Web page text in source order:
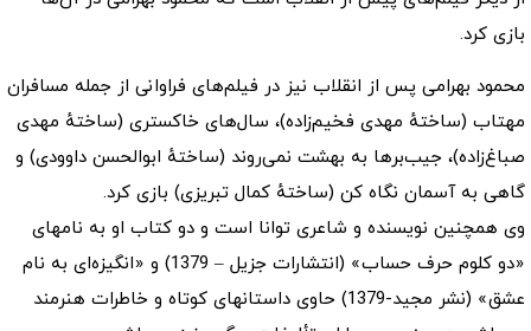
بازی کرد.
محمود بهرامی پس از انقلاب نیز در فیلم‌های فراوانی از جمله مسافران
مهتاب (ساختهٔ مهدی فخیم‌زاده)، سال‌های خاکستری (ساختهٔ مهدی
صباغ‌زاده)، جیب‌برها به بهشت نمی‌روند (ساختهٔ ابوالحسن داوودی) و
گاهی به آسمان نگاه کن (ساختهٔ کمال تبریزی) بازی کرد.
وی همچنین نویسنده و شاعری توانا است و دو کتاب او به نامهای
«دو کلوم حرف حساب» (انتشارات جزیل – 1379) و «انگیزه‌ای به نام
عشق» (نشر مجید-1379) حاوی داستانهای کوتاه و خاطرات هنرمند